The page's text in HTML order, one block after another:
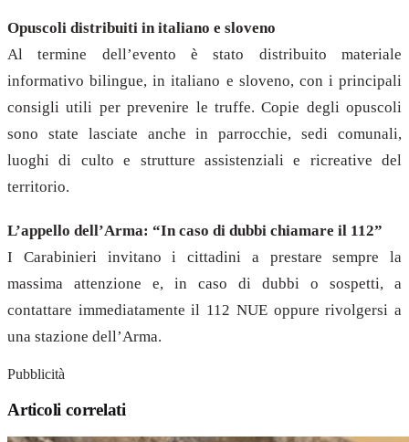
Opuscoli distribuiti in italiano e sloveno
Al termine dell’evento è stato distribuito materiale
informativo bilingue, in italiano e sloveno, con i principali
consigli utili per prevenire le truffe. Copie degli opuscoli
sono state lasciate anche in parrocchie, sedi comunali,
luoghi di culto e strutture assistenziali e ricreative del
territorio.
L’appello dell’Arma: “In caso di dubbi chiamare il 112”
I Carabinieri invitano i cittadini a prestare sempre la
massima attenzione e, in caso di dubbi o sospetti, a
contattare immediatamente il 112 NUE oppure rivolgersi a
una stazione dell’Arma.
Pubblicità
Articoli correlati